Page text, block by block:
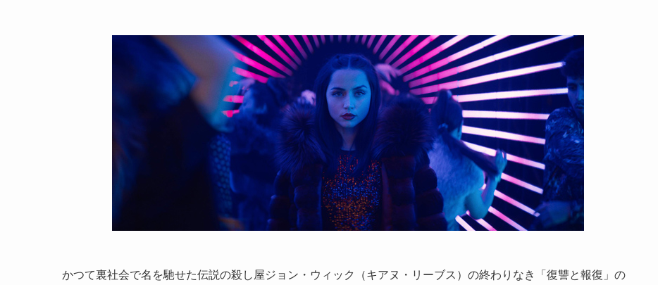
かつて裏社会で名を馳せた伝説の殺し屋ジョン・ウィック（キアヌ・リーブス）の終わりなき「復讐と報復」の